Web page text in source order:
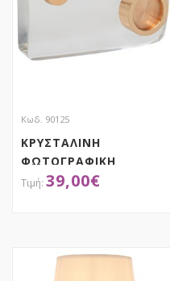
Κωδ. 90125
ΚΡΥΣΤΑΛΙΝΗ
ΦΩΤΟΓΡΑΦΙΚΗ
ΜΗΧΑΝΗ 10Χ16ΕΚ
39,00€